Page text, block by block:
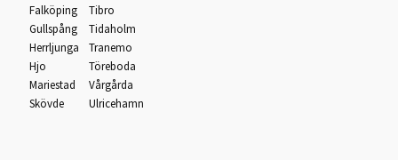
Falköping
Tibro
Gullspång
Tidaholm
Herrljunga
Tranemo
Hjo
Töreboda
Mariestad
Vårgårda
Skövde
Ulricehamn